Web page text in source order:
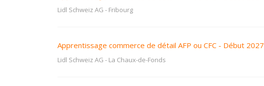
Lidl Schweiz AG - Fribourg
Apprentissage commerce de détail AFP ou CFC - Début 2027
Lidl Schweiz AG - La Chaux-de-Fonds